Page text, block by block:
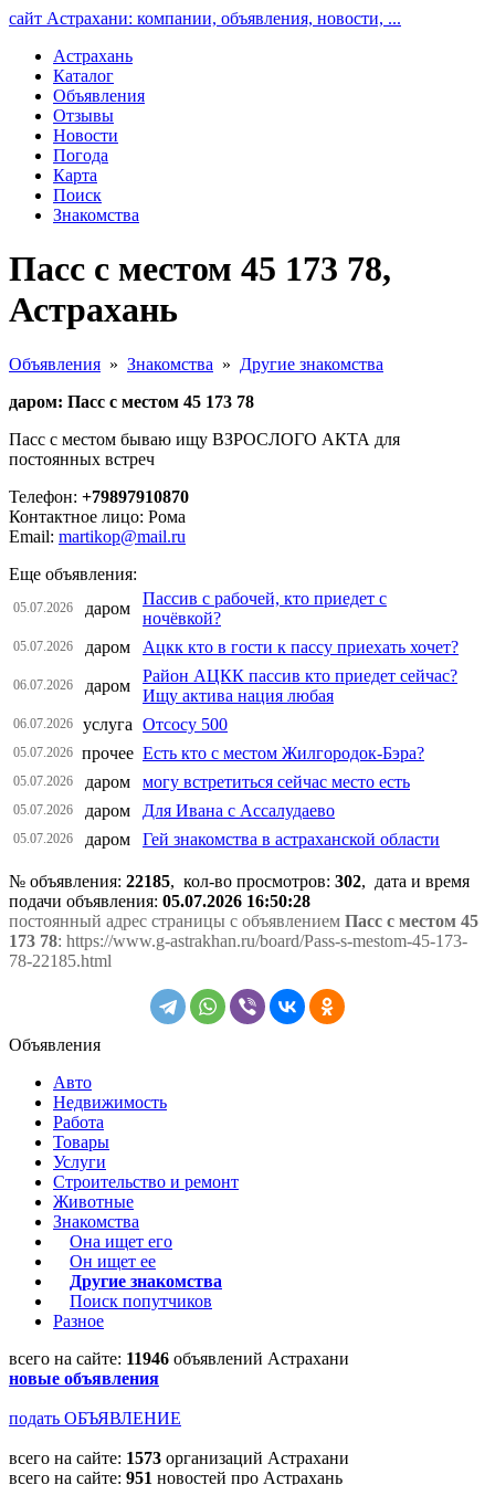
сайт Астрахани: компании, объявления, новости, ...
Астрахань
Каталог
Объявления
Отзывы
Новости
Погода
Карта
Поиск
Знакомства
Пасс с местом 45 173 78,
Астрахань
Объявления » Знакомства » Другие знакомства
даром: Пасс с местом 45 173 78
Пасс с местом бываю ищу ВЗРОСЛОГО АКТА для
постоянных встреч
Телефон: +79897910870
Контактное лицо: Рома
Email: martikop@mail.ru
Еще объявления:
05.07.2026 даром
Пассив с рабочей, кто приедет с
ночёвкой?
05.07.2026 даром Ацкк кто в гости к пассу приехать хочет?
06.07.2026 даром
Район АЦКК пассив кто приедет сейчас?
Ищу актива нация любая
06.07.2026 услуга Отсосу 500
05.07.2026 прочее Есть кто с местом Жилгородок-Бэра?
05.07.2026 даром могу встретиться сейчас место есть
05.07.2026 даром Для Ивана с Ассалудаево
05.07.2026 даром Гей знакомства в астраханской области
№ объявления: 22185, кол-во просмотров: 302, дата и время
подачи объявления: 05.07.2026 16:50:28
постоянный адрес страницы с объявлением Пасс с местом 45
173 78: https://www.g-astrakhan.ru/board/Pass-s-mestom-45-173-
78-22185.html
Объявления
Авто
Недвижимость
Работа
Товары
Услуги
Строительство и ремонт
Животные
Знакомства
Она ищет его
Он ищет ее
Другие знакомства
Поиск попутчиков
Разное
всего на сайте: 11946 объявлений Астрахани
новые объявления
подать ОБЪЯВЛЕНИЕ
всего на сайте: 1573 организаций Астрахани
всего на сайте: 951 новостей про Астрахань